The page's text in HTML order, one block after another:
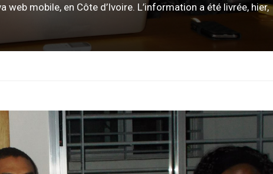
mobile, en Côte d’Ivoire. L’information a été livrée, hier,